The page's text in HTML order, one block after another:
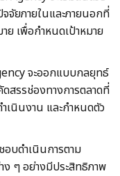
จจัยภายในและภายนอกที่
ย เพื่อกำหนดเป้าหมาย
จะออกแบบกลยุทธ์
สรรช่องทางการตลาดที่
เนินงาน และกำหนดตัว
บดำเนินการตาม
ง ๆ อย่างมีประสิทธิภาพ